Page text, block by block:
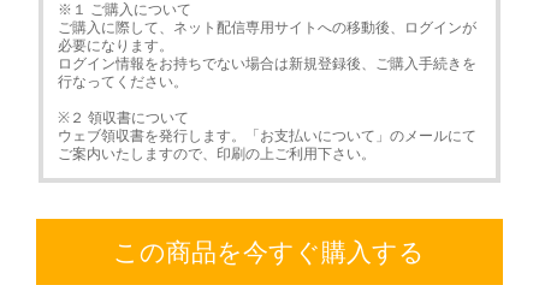
※１ ご購入について
ご購入に際して、ネット配信専用サイトへの移動後、ログインが
必要になります。
ログイン情報をお持ちでない場合は新規登録後、ご購入手続きを
行なってください。
※２ 領収書について
ウェブ領収書を発行します。「お支払いについて」のメールにて
ご案内いたしますので、印刷の上ご利用下さい。
この商品を今すぐ購入する